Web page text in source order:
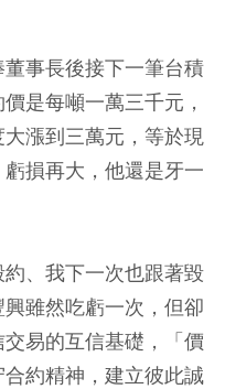
事長後接下一筆台積
是每噸一萬三千元，
漲到三萬元，等於現
損再大，他還是牙一
約、我下一次也跟著毀
雖然吃虧一次，但卻
易的互信基礎，「價
約精神，建立彼此誠